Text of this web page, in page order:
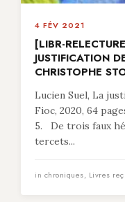
4 FÉV 2021
[LIBR-
JUSTIFICATION
CHRISTOPHE
Lucien Suel, La
Fioc, 2020, 64
5. De trois faux
tercets...
in chroniques, Livres